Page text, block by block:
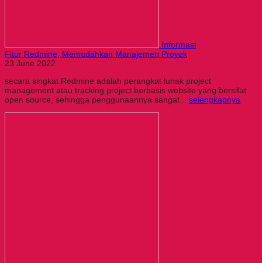
Informasi
Fitur Redmine, Memudahkan Manajemen Proyek
23 June 2022
secara singkat Redmine adalah perangkat lunak project
management atau tracking project berbasis website yang bersifat
open source, sehingga penggunaannya sangat... selengkapnya